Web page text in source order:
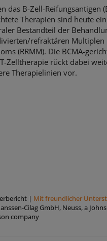
das B-Zell-Reifungsantigen
Therapien sind heute ein
Bestandteil der
refraktären Multiplen
(RRMM). Die BCMA-
T-Zelltherapie rückt dabei
Therapielinien vor.
| Mit freundlicher
Cilag GmbH, Neuss, a
company